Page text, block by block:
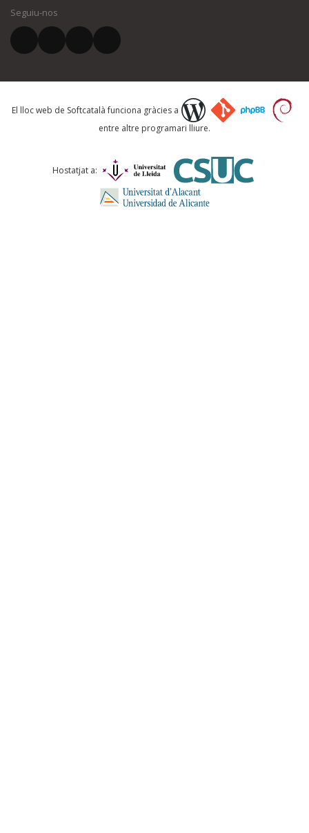
El vostre correu electrònic *
Què proposeu?
Comentari *
Seguiu-nos
El lloc web de Softcatalà funciona gràcies a
entre altre programari lliure.
Hostatjat a: